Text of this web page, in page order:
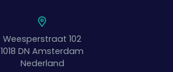
Weesperstraat 102
1018 DN Amsterdam
Nederland